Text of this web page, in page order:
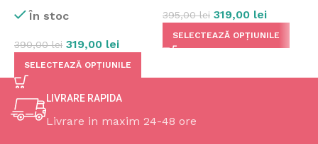
În stoc
390,00lei 319,00 lei
SELECTEAZĂ OPȚIUNILE
395,00lei 319,00 lei
SELECTEAZĂ OPȚIUNILE
LIVRARE RAPIDA
Livrare in maxim 24-48 ore